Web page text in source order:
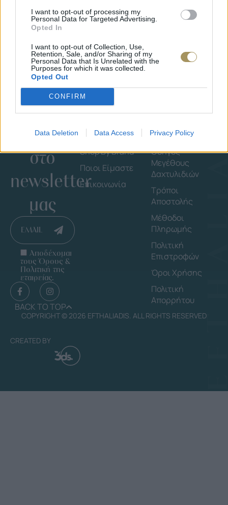
I want to opt-out of processing my
Personal Data for Targeted Advertising.
Opted In
I want to opt-out of Collection, Use,
Retention, Sale, and/or Sharing of my
Personal Data that Is Unrelated with the
Purposes for which it was collected.
Opted Out
CONFIRM
Data Deletion Data Access Privacy Policy
Εγγράψου
στο
newsletter
μας
EMAIL
Αποδέχομαι
τους Όρους &
Πολιτική της
εταιρείας.
BACK TO TOP
Εταιρεία
Shop By Brand
Ποιοι Είμαστε
Επικοινωνία
Οδηγός
Μεγέθους
Δαχτυλιδιών
Τρόποι
Αποστολής
Μέθοδοι
Πληρωμής
Πολιτική
Επιστροφών
Όροι Χρήσης
Πολιτική
Απορρήτου
COPYRIGHT © 2026 EFTHALIADIS. ALL RIGHTS RESERVED
CREATED BY